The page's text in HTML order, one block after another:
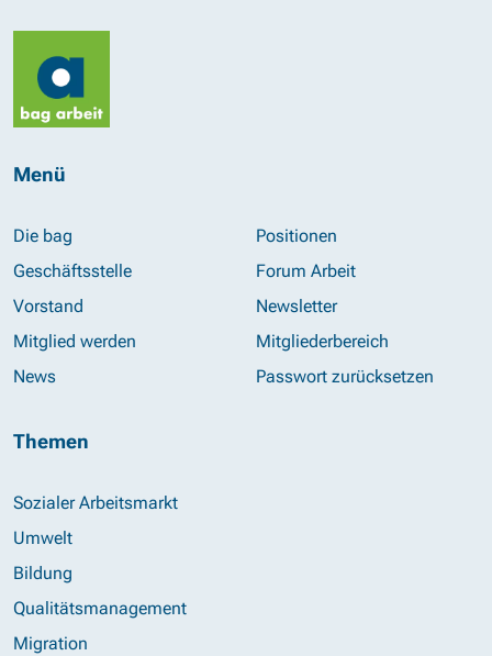
Menü
Die bag
Geschäftsstelle
Vorstand
Mitglied werden
News
Positionen
Forum Arbeit
Newsletter
Mitgliederbereich
Passwort zurücksetzen
Themen
Sozialer Arbeitsmarkt
Umwelt
Bildung
Qualitätsmanagement
Migration